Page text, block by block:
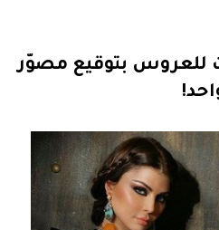
10 عباءات للعروس بتوقيع مصوّر